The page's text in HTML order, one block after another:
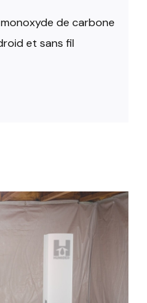
de carbone
et sans fil